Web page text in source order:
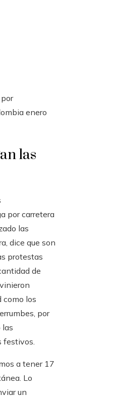
enero
las
por carretera
las
dice que son
protestas
de
como los
por
las
festivos.
a tener 17
Lo
un